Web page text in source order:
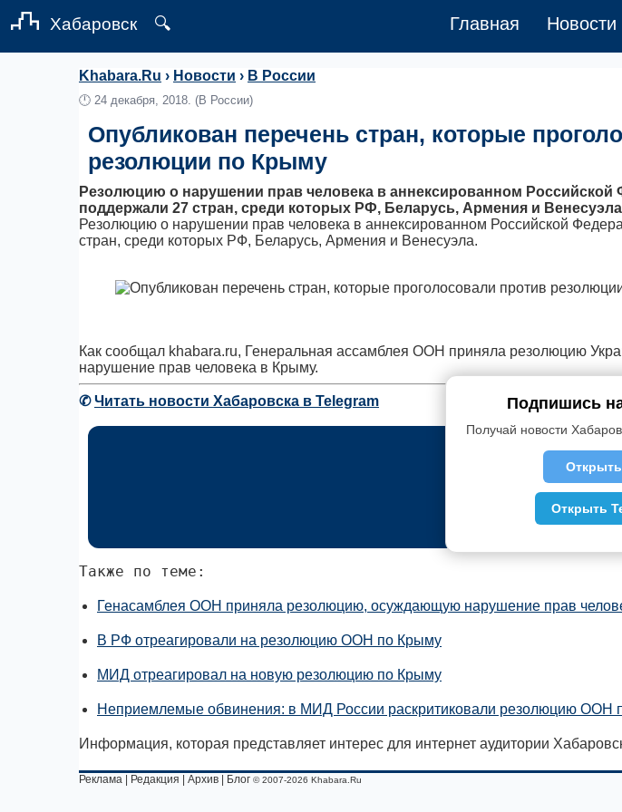
Хабаровск 🔍 Главная Новости
Khabara.Ru › Новости › В России
🕛 24 декабря, 2018. (В России)
Опубликован перечень стран, которые
резолюции по Крыму
Резолюцию о нарушении прав человека в аннексированном
поддержали 27 стран, среди которых РФ, Беларусь, Армения и
Резолюцию о нарушении прав человека в аннексированном Российской
стран, среди которых РФ, Беларусь, Армения и Венесуэла.
Как сообщал khabara.ru, Генеральная ассамблея ООН приняла резолюцию
нарушение прав человека в Крыму.
✆Читать новости Хабаровска в Telegram
Также по теме:
Генасамблея ООН приняла резолюцию, осуждающую нарушение прав
В РФ отреагировали на резолюцию ООН по Крыму
МИД отреагировал на новую резолюцию по Крыму
Неприемлемые обвинения: в МИД России раскритиковали резолюцию ООН
Подпишись
Получай новости
Открыть
Информация, которая представляет интерес для интернет аудитории
Реклама Редакция Архив Блог © 2007-2026 Khabara.Ru